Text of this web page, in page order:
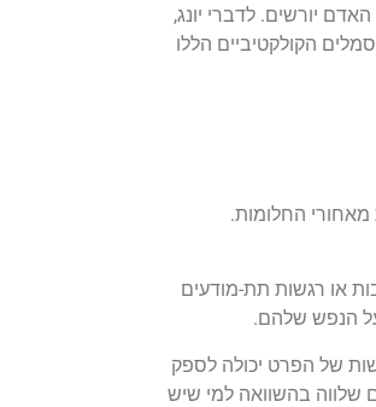
יורשים. לדברי יונג,
הקולקטיביים הללו
החלומות.
או רגשות תת-מודעים
על הנפש שלהם.
של הפרט יכולה לספק
שלווה בהשוואה למי שיש